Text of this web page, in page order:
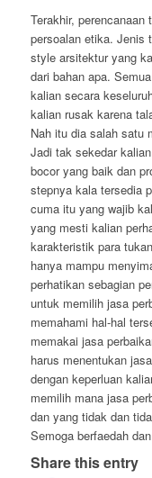
Terakhir,
persoalan etika. Jenis
style arsitektur yang
dari bahan apa.
kalian secara
kalian rusak karena
Nah itu dia salah satu
Jadi tak sekedar
bocor yang baik dan
stepnya kala tersedia
cuma itu yang wajib
yang mesti kalian
karakteristik para
hanya mampu
perhatikan sebagian
untuk memilih jasa
memahami hal-hal
memakai jasa
harus menentukan
dengan keperluan
memilih mana jasa
dan yang tidak dan
Semoga berfaedah
Share this entry